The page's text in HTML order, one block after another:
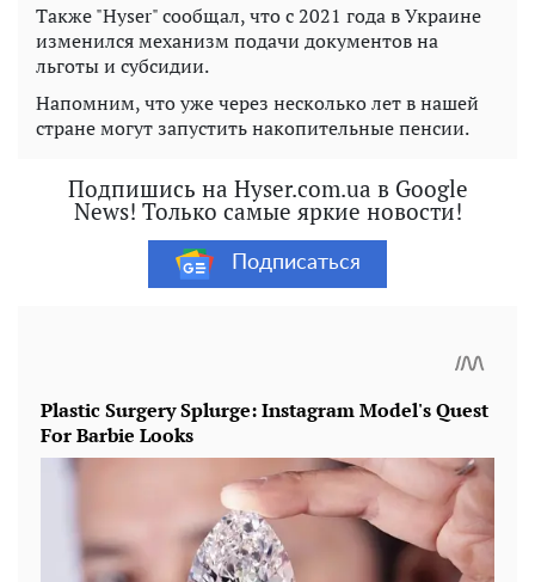
Также "Hyser" сообщал, что с 2021 года в Украине
изменился механизм подачи документов на
льготы и субсидии.
Напомним, что уже через несколько лет в нашей
стране могут запустить накопительные пенсии.
Подпишись на Hyser.com.ua в Google
News! Только самые яркие новости!
Подписаться